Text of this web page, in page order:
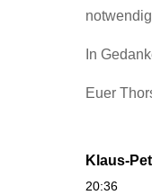
In
Euer
Klaus-
20:36